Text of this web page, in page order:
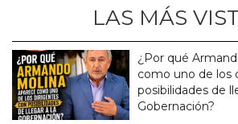
LAS MÁS
¿Por qué
como uno de los
posibilidades de
Gobernación?